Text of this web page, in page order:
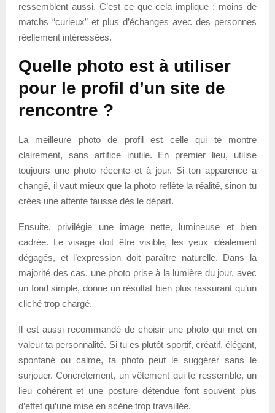
ressemblent aussi. C’est ce que cela implique : moins de
matchs “curieux” et plus d’échanges avec des personnes
réellement intéressées.
Quelle photo est à utiliser
pour le profil d’un site de
rencontre ?
La meilleure photo de profil est celle qui te montre
clairement, sans artifice inutile. En premier lieu, utilise
toujours une photo récente et à jour. Si ton apparence a
changé, il vaut mieux que la photo reflète la réalité, sinon tu
crées une attente fausse dès le départ.
Ensuite, privilégie une image nette, lumineuse et bien
cadrée. Le visage doit être visible, les yeux idéalement
dégagés, et l’expression doit paraître naturelle. Dans la
majorité des cas, une photo prise à la lumière du jour, avec
un fond simple, donne un résultat bien plus rassurant qu’un
cliché trop chargé.
Il est aussi recommandé de choisir une photo qui met en
valeur ta personnalité. Si tu es plutôt sportif, créatif, élégant,
spontané ou calme, ta photo peut le suggérer sans le
surjouer. Concrètement, un vêtement qui te ressemble, un
lieu cohérent et une posture détendue font souvent plus
d’effet qu’une mise en scène trop travaillée.